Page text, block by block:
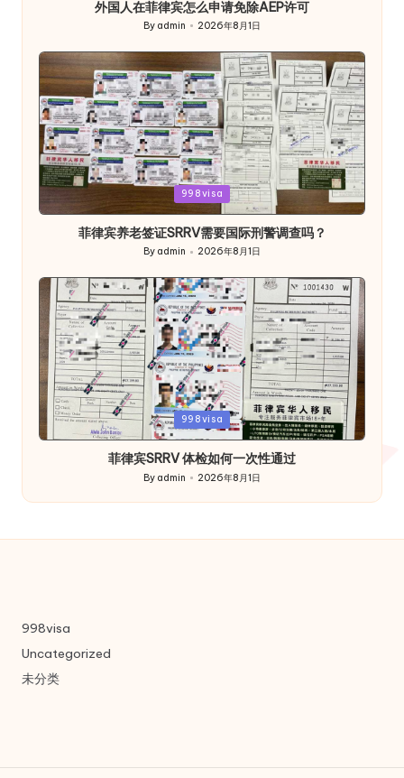
外国人在菲律宾怎么申请免除AEP许可
Posted
by
By admin 2026年8月1日
Posted
in
998visa
菲律宾养老签证SRRV需要国际刑警调查吗？
Posted
by
By admin 2026年8月1日
Posted
in
998visa
菲律宾SRRV 体检如何一次性通过
Posted
by
By admin 2026年8月1日
998visa
Uncategorized
未分类